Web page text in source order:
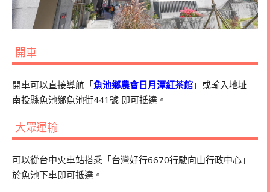
開車
開車可以直接導航「魚池鄉農會日月潭紅茶館 」或輸入地址
南投縣魚池鄉魚池街441號 即可抵達。
大眾運輸
可以從台中火車站搭乘「台灣好行6670行駛向山行政中心」
於魚池下車即可抵達。